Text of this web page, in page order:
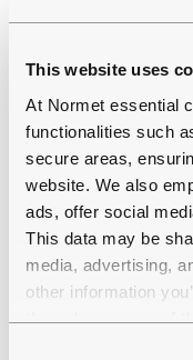
This website uses
At Normet essential
functionalities such
secure areas,
website. We also
ads, offer social
This data may be
media, advertising,
other information
through your use of
Phone: +41 244
Email:
Normet es una
líder en el mundo.
operaciones
proyectos de
socios a aumentar
la productividad a